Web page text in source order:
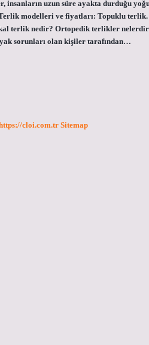
uzun süre ayakta durduğu
modelleri ve fiyatları: Topuklu
terlik nedir? Ortopedik terlikler
sorunları olan kişiler tarafından…
cloi.com.tr Sitemap